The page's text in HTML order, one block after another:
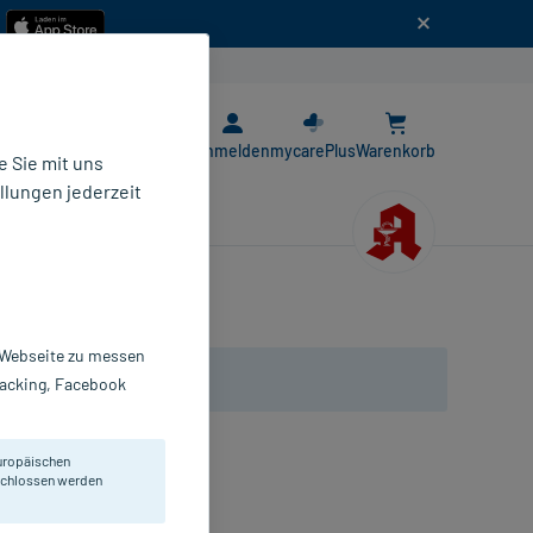
AnmeldenmycarePlusWarenkorb
Sie mit uns
jederzeit
zu messen
Facebook
werden